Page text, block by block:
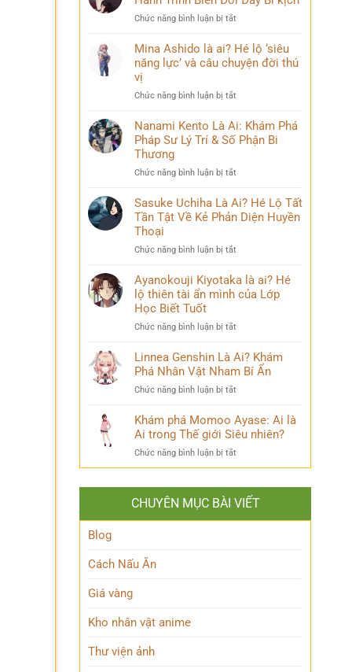
đồng
bàn
tán
Chân
kiếm
sĩ
và
bí
ẩn
Chức năng bình luận bị tắt
Ken
Ai?
Phá
Trình
Biến
Bi
Mina Ashido là ai? Hé lộ ‘siêu
năng lực’ và câu chuyện đời thú
vị
Chức năng bình luận bị tắt
Ashido
là
lộ
năng
lực’
chuyện
thú
vị
Nanami Kento Là Ai: Khám Phá
Pháp Sư Lý Trí & Số Phận Bi
Thương
Chức năng bình luận bị tắt
Kento
Là
Phá
Sư
Lý
Số
Bi
Thương
Sasuke Uchiha Là Ai? Hé Lộ Tất
Tần Tật Về Kẻ Phản Diện Huyền
Thoại
Chức năng bình luận bị tắt
Uchiha
Lộ
Tần
Tật
Kẻ
Diện
Huyền
Ayanokouji Kiyotaka là ai? Hé
lộ thiên tài ẩn mình của Lớp
Học Biết Tuốt
Chức năng bình luận bị tắt
Kiyotaka
Hé
thiên
tài
Lớp
Học
Linnea Genshin Là Ai? Khám
Phá Nhân Vật Nham Bí Ẩn
Chức năng bình luận bị tắt
Genshin
Là
Khám
Phá
Vật
Nham
Bí
Khám phá Momoo Ayase: Ai là
Ai trong Thế giới Siêu nhiên?
Chức năng bình luận bị tắt
Khám
Ayase:
Ai
CHUYÊN MỤC BÀI VIẾT
Blog
Cách Nấu Ăn
Giá vàng
Kho nhân vật anime
Thư viện ảnh